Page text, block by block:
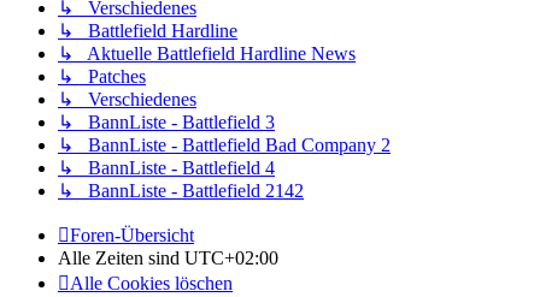
↳ Verschiedenes
↳ Battlefield Hardline
↳ Aktuelle Battlefield Hardline News
↳ Patches
↳ Verschiedenes
↳ BannListe - Battlefield 3
↳ BannListe - Battlefield Bad Company 2
↳ BannListe - Battlefield 4
↳ BannListe - Battlefield 2142
Foren-Übersicht
Alle Zeiten sind UTC+02:00
Alle Cookies löschen